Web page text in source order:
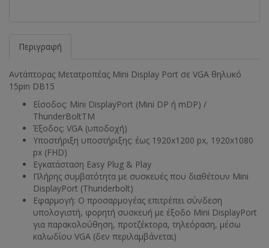
Περιγραφή
Αντάπτορας Μετατροπέας Mini Display Port σε VGA θηλυκό
15pin DB15
Είσοδος: Mini DisplayPort (Mini DP ή mDP) /
ThunderBoltTM
Έξοδος: VGA (υποδοχή)
Υποστήριξη υποστήριξης: έως 1920x1200 px, 1920x1080
px (FHD)
Εγκατάσταση Easy Plug & Play
Πλήρης συμβατότητα με συσκευές που διαθέτουν Mini
DisplayPort (Thunderbolt)
Εφαρμογή: Ο προσαρμογέας επιτρέπει σύνδεση
υπολογιστή, φορητή συσκευή με έξοδο Mini DisplayPort
για παρακολούθηση, προτζέκτορα, τηλεόραση, μέσω
καλωδίου VGA (δεν περιλαμβάνεται)